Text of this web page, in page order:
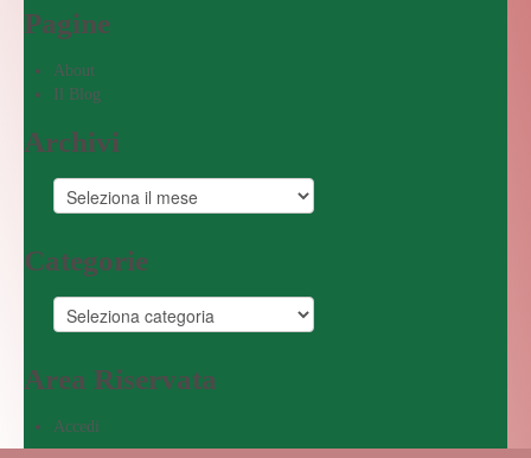
Pagine
About
Il Blog
Archivi
Categorie
Area Riservata
Accedi